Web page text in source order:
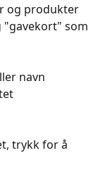
og produkter
"gavekort" som
navn
trykk for å